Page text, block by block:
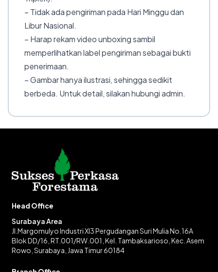
– Tidak ada pengiriman pada Hari Minggu dan
Libur Nasional.
– Harap rekam video unboxing sambil
memperlihatkan label pengiriman sebagai bukti
penerimaan.
– Gambar hanya ilustrasi, sehingga sedikit
berbeda. Untuk detail, silakan hubungi admin.
Head Office
Surabaya Area
Jl.Margomulyo Industri XI3 Pergudangan Suri Mulia No.16A
Blok DD/16, RT.001/RW.001, Kel. Tambaksarioso, Kec. Asem
Rowo, Surabaya, Jawa Timur 60184